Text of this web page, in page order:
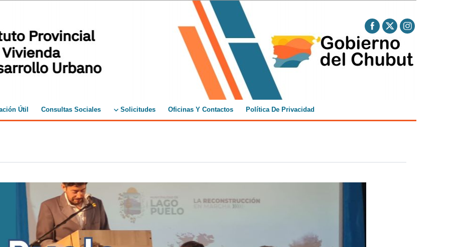
Útil Consultas Sociales Solicitudes Oficinas Y Contactos Política De Privacidad